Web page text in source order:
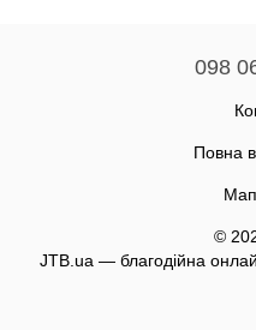
098
Повна
©
JTB.ua — благодійна